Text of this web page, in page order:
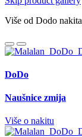
Više od Dodo nakita
DoDo
Naušnice zmija
Više o nakitu